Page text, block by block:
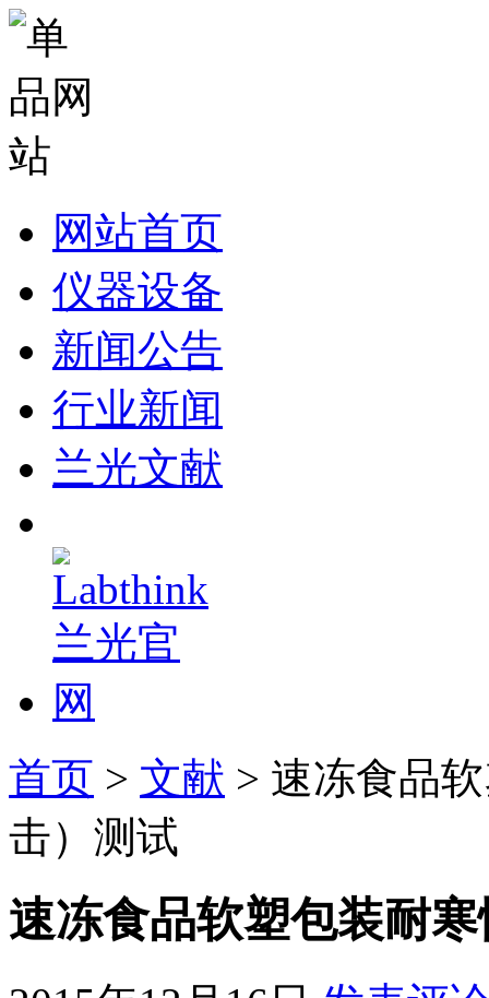
网站首页
仪器设备
新闻公告
行业新闻
兰光文献
首页 > 文献 > 速冻食品
击）测试
速冻食品软塑包装耐